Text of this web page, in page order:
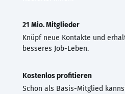
21 Mio. Mitglieder
Knüpf neue Kontakte und
besseres Job-Leben.
Kostenlos profitieren
Schon als Basis-Mitglied